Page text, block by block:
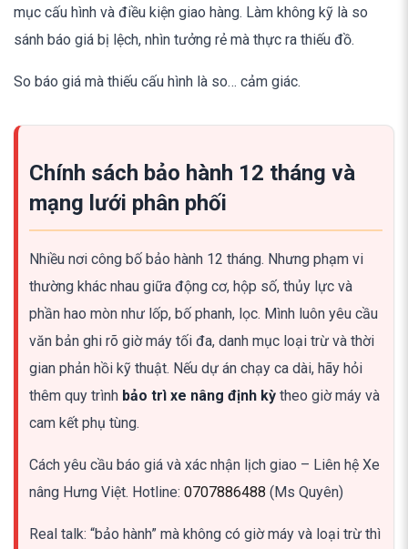
mục cấu hình và điều kiện giao hàng. Làm không kỹ là so
sánh báo giá bị lệch, nhìn tưởng rẻ mà thực ra thiếu đồ.
So báo giá mà thiếu cấu hình là so… cảm giác.
Chính sách bảo hành 12 tháng và
mạng lưới phân phối
Nhiều nơi công bố bảo hành 12 tháng. Nhưng phạm vi
thường khác nhau giữa động cơ, hộp số, thủy lực và
phần hao mòn như lốp, bố phanh, lọc. Mình luôn yêu cầu
văn bản ghi rõ giờ máy tối đa, danh mục loại trừ và thời
gian phản hồi kỹ thuật. Nếu dự án chạy ca dài, hãy hỏi
thêm quy trình bảo trì xe nâng định kỳ theo giờ máy và
cam kết phụ tùng.
Cách yêu cầu báo giá và xác nhận lịch giao – Liên hệ Xe
nâng Hưng Việt. Hotline: 0707886488 (Ms Quyên)
Real talk: “bảo hành” mà không có giờ máy và loại trừ thì